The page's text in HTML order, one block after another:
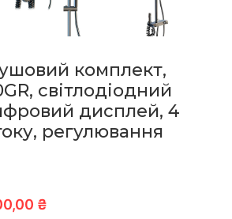
комплект,
світлодіодний
дисплей, 4
регулювання
₴